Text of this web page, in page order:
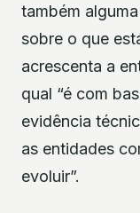
também
sobre o que
acrescenta a
qual “é com
evidência
as entidades
evoluir”.